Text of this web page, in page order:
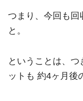
つまり、今回も回
と。
ということは、
ットも 約4ヶ月後